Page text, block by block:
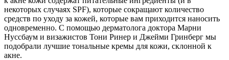
некоторых случаях SPF), которые сокращают количество
средств по уходу за кожей, которые вам приходится наносить
одновременно. С помощью дерматолога доктора Марни
Нуссбаум и визажистов Тони Ринер и Джейми Гринберг мы
подобрали лучшие тональные кремы для кожи, склонной к
акне.